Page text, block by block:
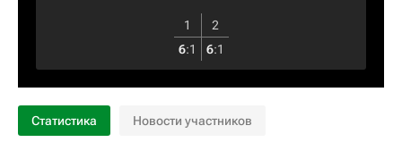
1
2
6:1 6:1
Статистика Новости участников